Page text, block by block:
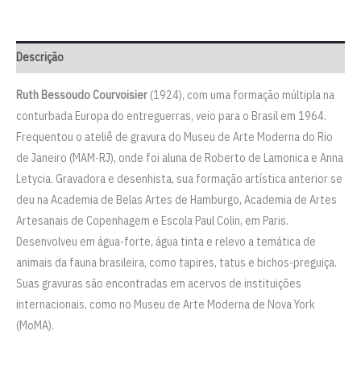
Descrição
Ruth Bessoudo Courvoisier (1924), com uma formação múltipla na
conturbada Europa do entreguerras, veio para o Brasil em 1964.
Frequentou o ateliê de gravura do Museu de Arte Moderna do Rio
de Janeiro (MAM-RJ), onde foi aluna de Roberto de Lamonica e Anna
Letycia. Gravadora e desenhista, sua formação artística anterior se
deu na Academia de Belas Artes de Hamburgo, Academia de Artes
Artesanais de Copenhagem e Escola Paul Colin, em Paris.
Desenvolveu em água-forte, água tinta e relevo a temática de
animais da fauna brasileira, como tapires, tatus e bichos-preguiça.
Suas gravuras são encontradas em acervos de instituições
internacionais, como no Museu de Arte Moderna de Nova York
(MoMA).